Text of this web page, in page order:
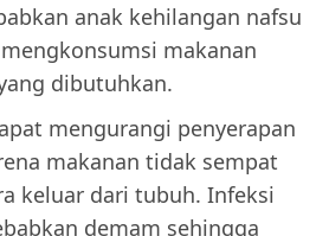
anak kehilangan nafsu
makanan
dibutuhkan.
mengurangi penyerapan
makanan tidak sempat
keluar dari tubuh. Infeksi
demam sehingga